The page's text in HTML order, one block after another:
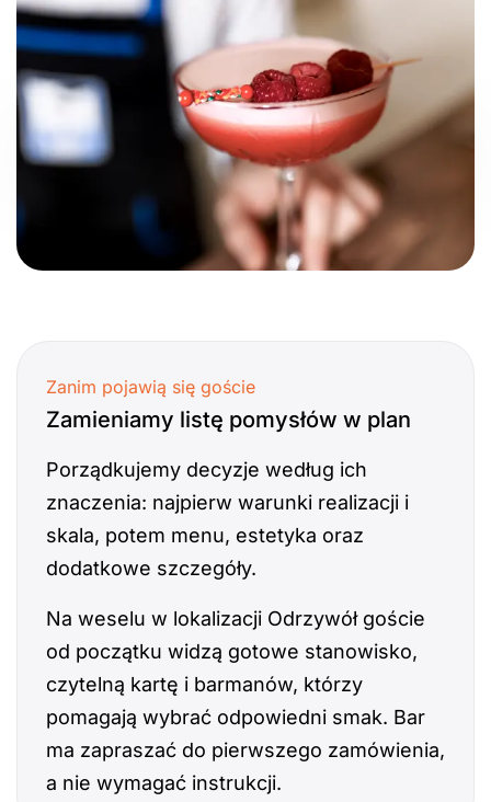
Zanim pojawią się goście
Zamieniamy listę pomysłów w plan
Porządkujemy decyzje według ich
znaczenia: najpierw warunki realizacji i
skala, potem menu, estetyka oraz
dodatkowe szczegóły.
Na weselu w lokalizacji Odrzywół goście
od początku widzą gotowe stanowisko,
czytelną kartę i barmanów, którzy
pomagają wybrać odpowiedni smak. Bar
ma zapraszać do pierwszego zamówienia,
a nie wymagać instrukcji.